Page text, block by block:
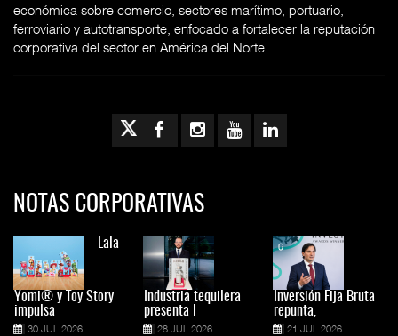
económica sobre comercio, sectores marítimo, portuario,
ferroviario y autotransporte, enfocado a fortalecer la reputación
corporativa del sector en América del Norte.
NOTAS CORPORATIVAS
Lala
Yomi® y Toy Story
impulsa
30 JUL 2026
Industria tequilera
presenta l
28 JUL 2026
Inversión Fija Bruta
repunta,
21 JUL 2026